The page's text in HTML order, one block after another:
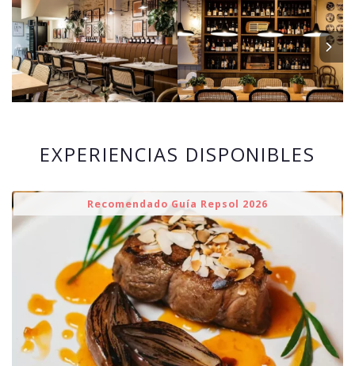
EXPERIENCIAS DISPONIBLES
Recomendado Guía Repsol 2026